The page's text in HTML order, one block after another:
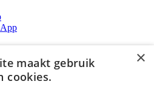
×
maakt gebruik
cookies.